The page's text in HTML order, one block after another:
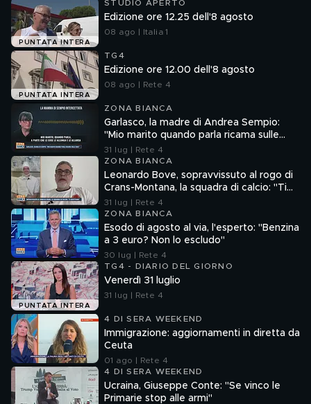
PUNTATA INTERA
STUDIO APERTO
Edizione ore 12.25 dell'8 agosto
08 ago | Italia 1
PUNTATA INTERA
TG4
Edizione ore 12.00 dell'8 agosto
08 ago | Rete 4
ZONA BIANCA
Garlasco, la madre di Andrea Sempio:
"Mio marito quando parla ricama sulle
cose"
31 lug | Rete 4
ZONA BIANCA
Leonardo Bove, sopravvissuto al rogo di
Crans-Montana, la squadra di calcio: "Ti
aspettiamo"
31 lug | Rete 4
ZONA BIANCA
Esodo di agosto al via, l'esperto: "Benzina
a 3 euro? Non lo escludo"
30 lug | Rete 4
PUNTATA INTERA
TG4 - DIARIO DEL GIORNO
Venerdì 31 luglio
31 lug | Rete 4
4 DI SERA WEEKEND
Immigrazione: aggiornamenti in diretta da
Ceuta
01 ago | Rete 4
4 DI SERA WEEKEND
Ucraina, Giuseppe Conte: "Se vinco le
Primarie stop alle armi"